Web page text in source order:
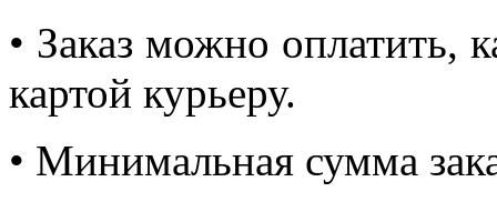
• Заказ можно оплатить,
картой курьеру.
• Минимальная сумма